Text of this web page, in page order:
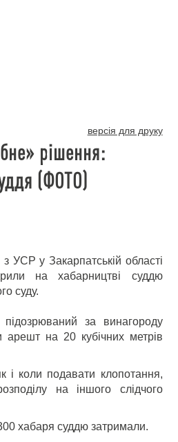
версія для друку
рішення:
(ФОТО)
УСР у Закарпатській області
на хабарництві суддю
суду.
за винагороду
арешт на 20 кубічних метрів
і коли подавати клопотання,
на іншого слідчого
хабаря суддю затримали.